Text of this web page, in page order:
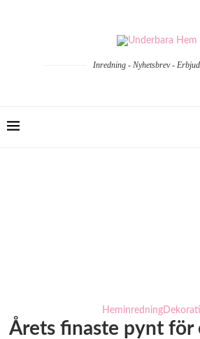
Inredning - Nyhetsbrev -
Heminredning
Årets finaste pynt för